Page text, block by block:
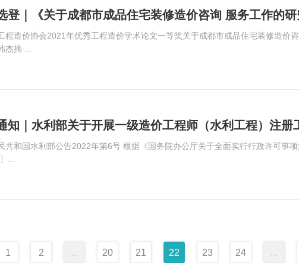
登｜《关于成都市成品住宅装修造价咨询 服务工作的研
程造价协会2021年优秀工程造价学术论文一等奖关于成都市成品住宅装修造价
杰摘 ...
知｜水利部关于开展一级造价工程师（水利工程）注册
共和国水利部公告2022年第6号 根据《国务院办公厅关于全面实行行政许可事
...
1 2 ... 20 21 22 23 24 ...